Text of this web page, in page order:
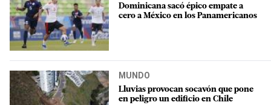
Dominicana sacó épico empate a
cero a México en los Panamericanos
MUNDO
Lluvias provocan socavón que pone
en peligro un edificio en Chile